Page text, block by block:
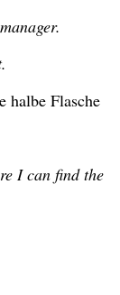
halbe Flasche
I can find the